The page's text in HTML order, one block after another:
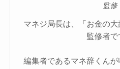
監修
マネジ局長は、「お金の
監修者で
編集者であるマネ辞くんが